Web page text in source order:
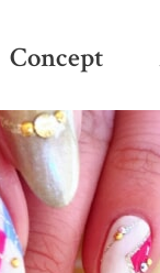
Concept